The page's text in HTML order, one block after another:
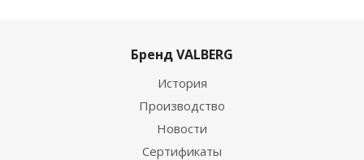
Бренд VALBERG
История
Производство
Новости
Сертификаты